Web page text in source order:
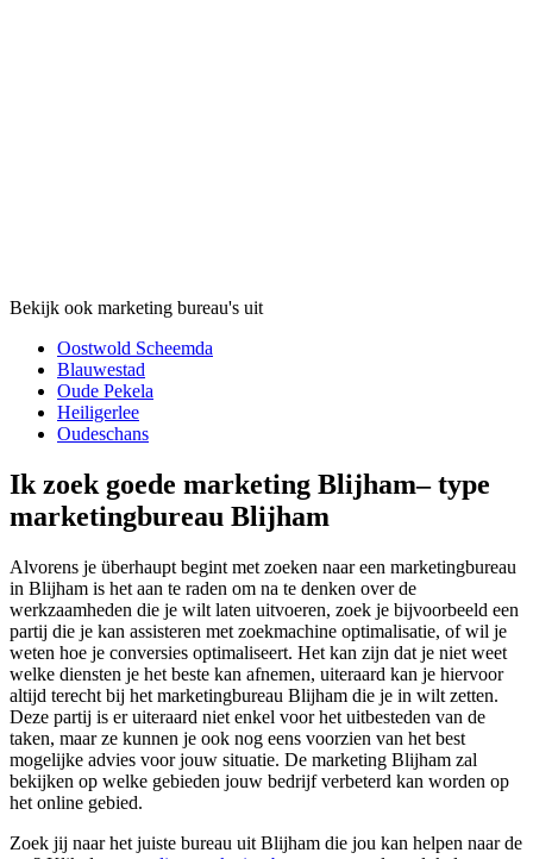
Bekijk ook marketing bureau's uit
Oostwold Scheemda
Blauwestad
Oude Pekela
Heiligerlee
Oudeschans
Ik zoek goede marketing Blijham– type
marketingbureau Blijham
Alvorens je überhaupt begint met zoeken naar een marketingbureau
in Blijham is het aan te raden om na te denken over de
werkzaamheden die je wilt laten uitvoeren, zoek je bijvoorbeeld een
partij die je kan assisteren met zoekmachine optimalisatie, of wil je
weten hoe je conversies optimaliseert. Het kan zijn dat je niet weet
welke diensten je het beste kan afnemen, uiteraard kan je hiervoor
altijd terecht bij het marketingbureau Blijham die je in wilt zetten.
Deze partij is er uiteraard niet enkel voor het uitbesteden van de
taken, maar ze kunnen je ook nog eens voorzien van het best
mogelijke advies voor jouw situatie. De marketing Blijham zal
bekijken op welke gebieden jouw bedrijf verbeterd kan worden op
het online gebied.
Zoek jij naar het juiste bureau uit Blijham die jou kan helpen naar de